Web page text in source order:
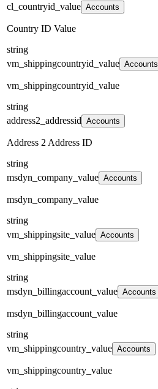
cl_countryid_value Accounts
Country ID Value
string
vm_shippingcountryid_value Accounts
vm_shippingcountryid_value
string
address2_addressid Accounts
Address 2 Address ID
string
msdyn_company_value Accounts
msdyn_company_value
string
vm_shippingsite_value Accounts
vm_shippingsite_value
string
msdyn_billingaccount_value Accounts
msdyn_billingaccount_value
string
vm_shippingcountry_value Accounts
vm_shippingcountry_value